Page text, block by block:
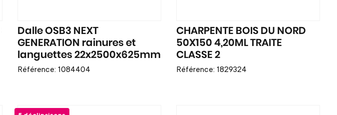
Dalle OSB3 NEXT
GENERATION rainures et
languettes 22x2500x625mm
Référence: 1084404
CHARPENTE BOIS DU NORD
50X150 4,20ML TRAITE
CLASSE 2
Référence: 1829324